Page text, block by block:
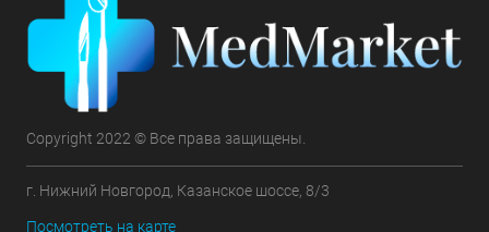
Copyright 2022 © Все права защищены.
г. Нижний Новгород, Казанское шоссе, 8/3
Посмотреть на карте